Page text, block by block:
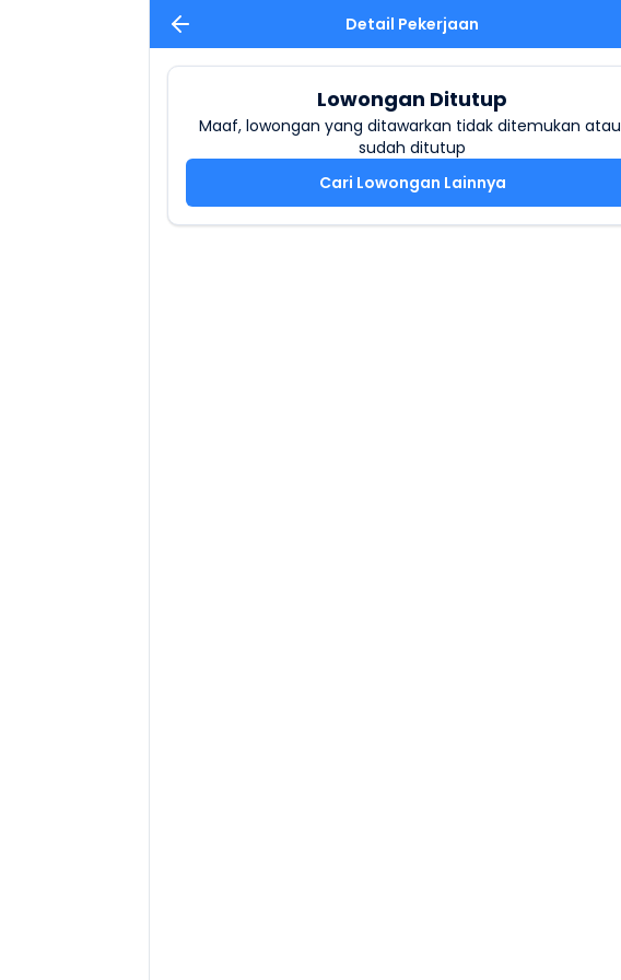
Detail Pekerjaan
Lowongan Ditutup
Maaf, lowongan yang ditawarkan tidak ditemukan atau
sudah ditutup
Cari Lowongan Lainnya